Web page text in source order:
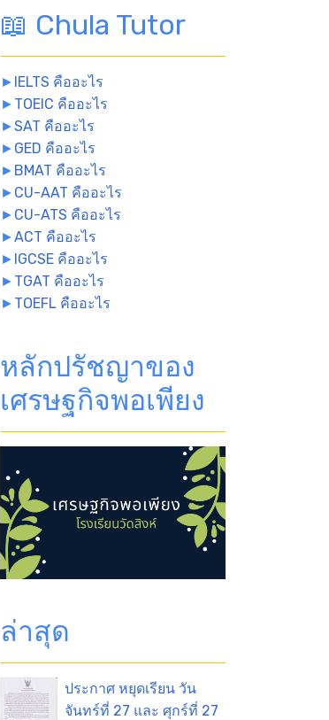
📖 Chula Tutor
► IELTS คืออะไร
► TOEIC คืออะไร
►SAT คืออะไร
► GED คืออะไร
► BMAT คืออะไร
► CU-AAT คืออะไร
► CU-ATS คืออะไร
►ACT คืออะไร
► IGCSE คืออะไร
► TGAT คืออะไร
► TOEFL คืออะไร
หลักปรัชญาของ
เศรษฐกิจพอเพียง
ล่าสุด
ประกาศ หยุดเรียน วัน
จันทร์ที่ 27 และ ศุกร์ที่ 27